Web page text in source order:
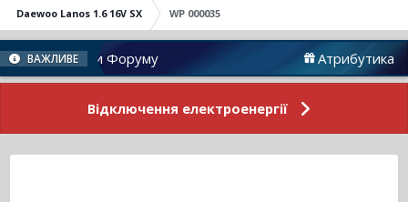
Daewoo Lanos 1.6 16V SX WP 000035
ВАЖЛИВЕ
Новини Форуму Атрибутика
Відключення електроенергії